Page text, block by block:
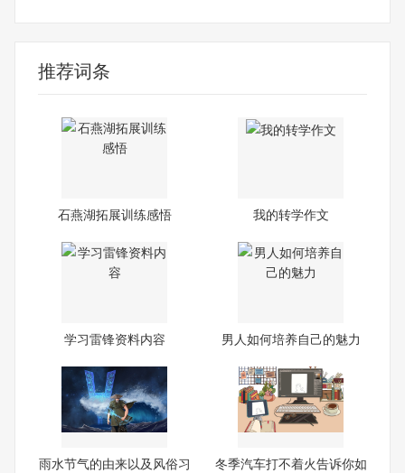
推荐词条
石燕湖拓展训练感悟 我的转学作文
学习雷锋资料内容 男人如何培养自己的魅力
雨水节气的由来以及风俗习
冬季汽车打不着火告诉你如